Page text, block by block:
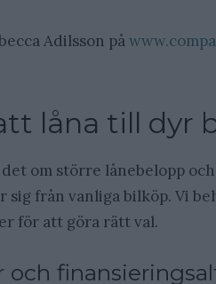
Adilsson på
låna till dyr
om större lånebelopp
från vanliga bilköp. Vi
för att göra rätt val.
och